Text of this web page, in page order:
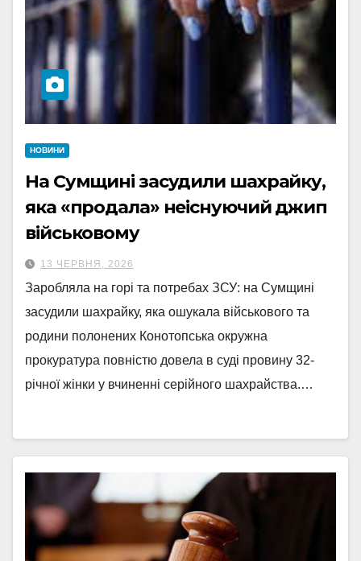
НОВИНИ
На Сумщині засудили шахрайку,
яка «продала» неіснуючий джип
військовому
13 ЧЕРВНЯ, 2026
Заробляла на горі та потребах ЗСУ: на Сумщині
засудили шахрайку, яка ошукала військового та
родини полонених Конотопська окружна
прокуратура повністю довела в суді провину 32-
річної жінки у вчиненні серійного шахрайства.…